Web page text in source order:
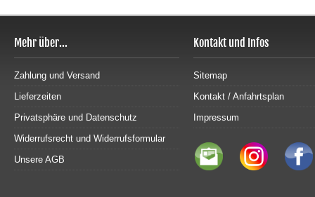
Mehr über...
Zahlung und Versand
Lieferzeiten
Privatsphäre und Datenschutz
Widerrufsrecht und Widerrufsformular
Unsere AGB
Kontakt und Infos
Sitemap
Kontakt / Anfahrtsplan
Impressum